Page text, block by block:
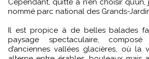
nommé parc national des Grands-
Il est propice à de belles balades
paysage spectaculaire,
d’anciennes vallées glacières, où la